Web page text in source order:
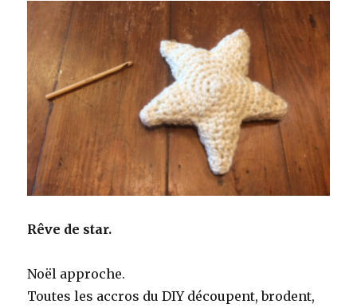
Rêve de star.
Noël approche.
Toutes les accros du DIY découpent, brodent,